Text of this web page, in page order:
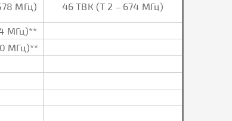
МГц) 46 ТВК (Т 2 – 674 МГц)
МГц)**
МГц)**